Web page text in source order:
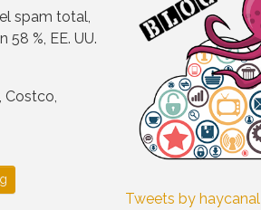
spam total,
%, EE. UU.
Costco,
Tweets by haycanal